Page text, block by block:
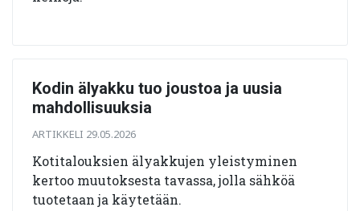
Kodin älyakku tuo joustoa ja uusia
mahdollisuuksia
ARTIKKELI 29.05.2026
Kotitalouksien älyakkujen yleistyminen
kertoo muutoksesta tavassa, jolla sähköä
tuotetaan ja käytetään.